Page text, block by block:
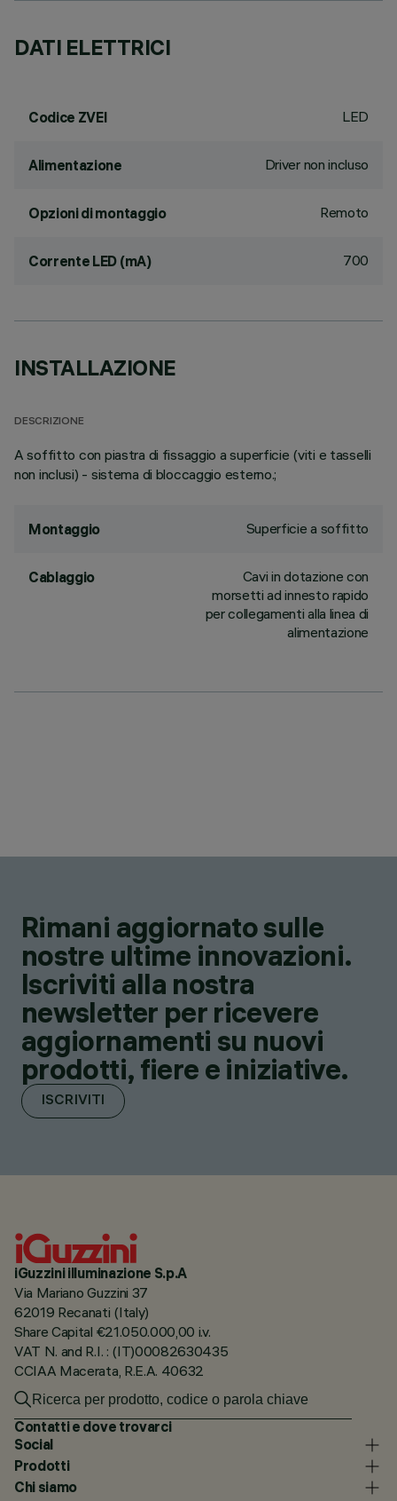
DATI ELETTRICI
Codice ZVEI LED
Alimentazione Driver non incluso
Opzioni di montaggio Remoto
Corrente LED (mA) 700
INSTALLAZIONE
DESCRIZIONE
A soffitto con piastra di fissaggio a superficie (viti e tasselli
non inclusi) - sistema di bloccaggio esterno.;
Montaggio Superficie a soffitto
Cablaggio
Cavi in dotazione con
morsetti ad innesto rapido
per collegamenti alla linea di
alimentazione
Rimani aggiornato sulle
nostre ultime innovazioni.
Iscriviti alla nostra
newsletter per ricevere
aggiornamenti su nuovi
prodotti, fiere e iniziative.
ISCRIVITI
iGuzzini illuminazione S.p.A
Via Mariano Guzzini 37
62019 Recanati (Italy)
Share Capital €21.050.000,00 i.v.
VAT N. and R.I. : (IT)00082630435
CCIAA Macerata, R.E.A. 40632
Contatti e dove trovarci
Social
Prodotti
Chi siamo